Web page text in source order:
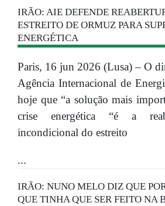
IRÃO: AIE DEFENDE
ESTREITO DE ORMUZ PARA
ENERGÉTICA
Paris, 16 jun 2026 (Lusa) – O
Agência Internacional de
hoje que “a solução mais
crise energética “é a
incondicional do estreito
...
IRÃO: NUNO MELO DIZ QUE
QUE TINHA QUE SER FEITO NA